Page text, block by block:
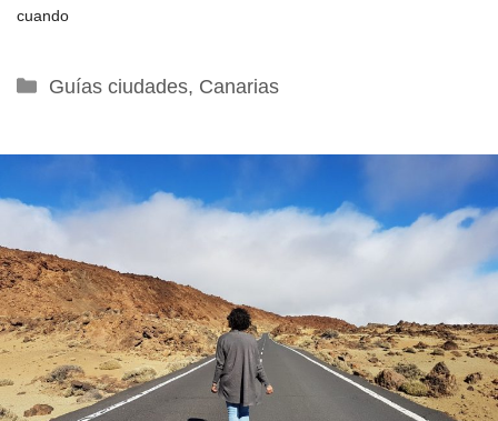
cuando
Categorías
Guías ciudades, Canarias